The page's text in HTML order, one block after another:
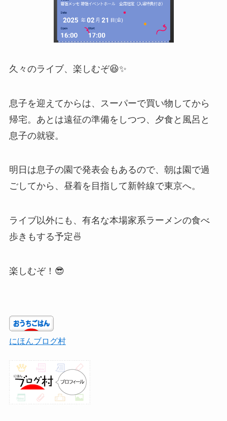
久々のライブ、楽しむぞ😆✨️
息子を迎えてからは、スーパーで買い物してから
帰宅。あとは遠征の準備をしつつ、夕食と風呂と
息子の就寝。
明日は息子の園で発表会もあるので、朝は園で過
ごしてから、昼着を目指して新幹線で東京へ。
ライブ以外にも、有名な本場家系ラーメンの食べ
歩きもする予定🍜
楽しむぞ！😎
にほんブログ村